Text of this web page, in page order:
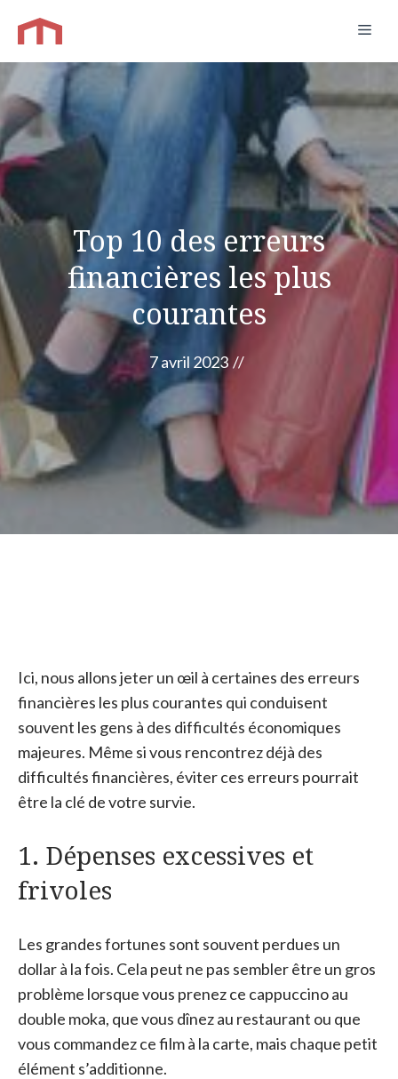
contenu
Top 10 des erreurs
financières les plus
courantes
7 avril 2023 //
Ici, nous allons jeter un œil à certaines des erreurs
financières les plus courantes qui conduisent
souvent les gens à des difficultés économiques
majeures. Même si vous rencontrez déjà des
difficultés financières, éviter ces erreurs pourrait
être la clé de votre survie.
1. Dépenses excessives et
frivoles
Les grandes fortunes sont souvent perdues un
dollar à la fois. Cela peut ne pas sembler être un gros
problème lorsque vous prenez ce cappuccino au
double moka, que vous dînez au restaurant ou que
vous commandez ce film à la carte, mais chaque petit
élément s’additionne.